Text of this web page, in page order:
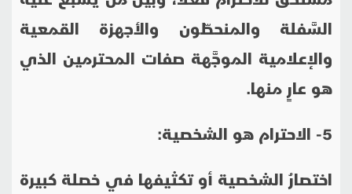
السَّفلة والمنحطّون والأجهزة القمعية
والإعلامية الموجَّهة صفات المحترمين الذي
هو عارٍ منها.
5- الاحترام هو الشخصية:
اختصارُ الشخصية أو تكثيفها في خصلة كبيرة